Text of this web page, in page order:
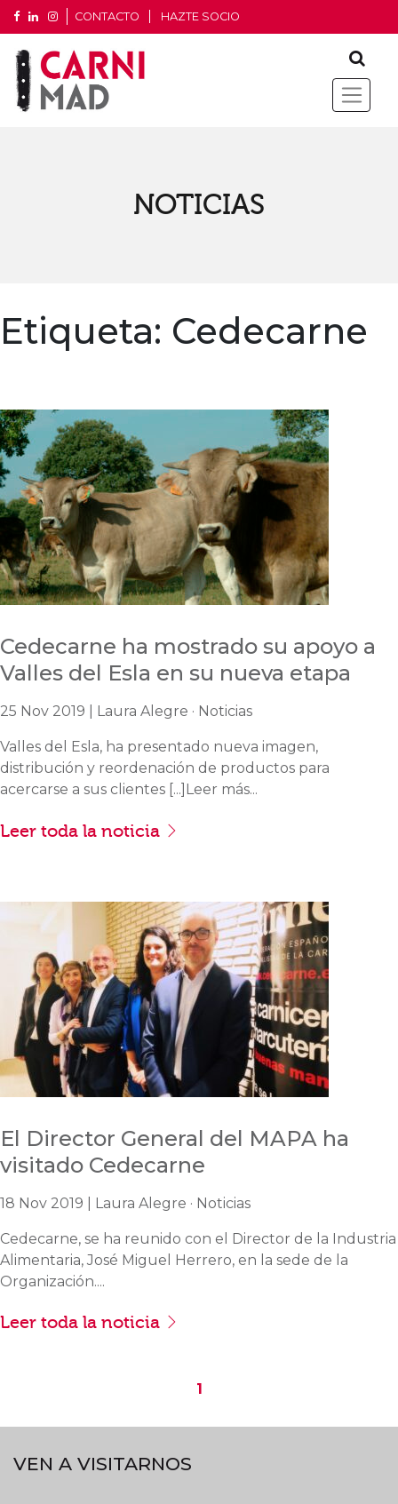
CONTACTO HAZTE SOCIO
NOTICIAS
Etiqueta: Cedecarne
Cedecarne ha mostrado su apoyo a
Valles del Esla en su nueva etapa
25 Nov 2019 | Laura Alegre · Noticias
Valles del Esla, ha presentado nueva imagen,
distribución y reordenación de productos para
acercarse a sus clientes [...]Leer más...
Leer toda la noticia
El Director General del MAPA ha
visitado Cedecarne
18 Nov 2019 | Laura Alegre · Noticias
Cedecarne, se ha reunido con el Director de la Industria
Alimentaria, José Miguel Herrero, en la sede de la
Organización....
Leer toda la noticia
1
VEN A VISITARNOS